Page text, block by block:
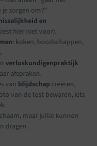
je zorgen om?”
en
hier niet voor).
: koken, boodschappen,
verloskundigenpraktijk
afspraken.
van blijdschap creëren,
van de test bewaren, iets
maar jullie kunnen
dragen.